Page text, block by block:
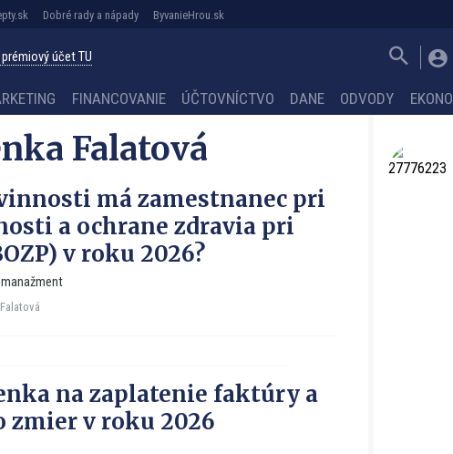
Dobré rady a nápady ByvanieHrou.sk
účet TU
FINANCOVANIE ÚČTOVNÍCTVO DANE ODVODY
Falatová
má zamestnanec pri
a ochrane zdravia pri
v roku 2026?
na zaplatenie faktúry a
zmier v roku 2026